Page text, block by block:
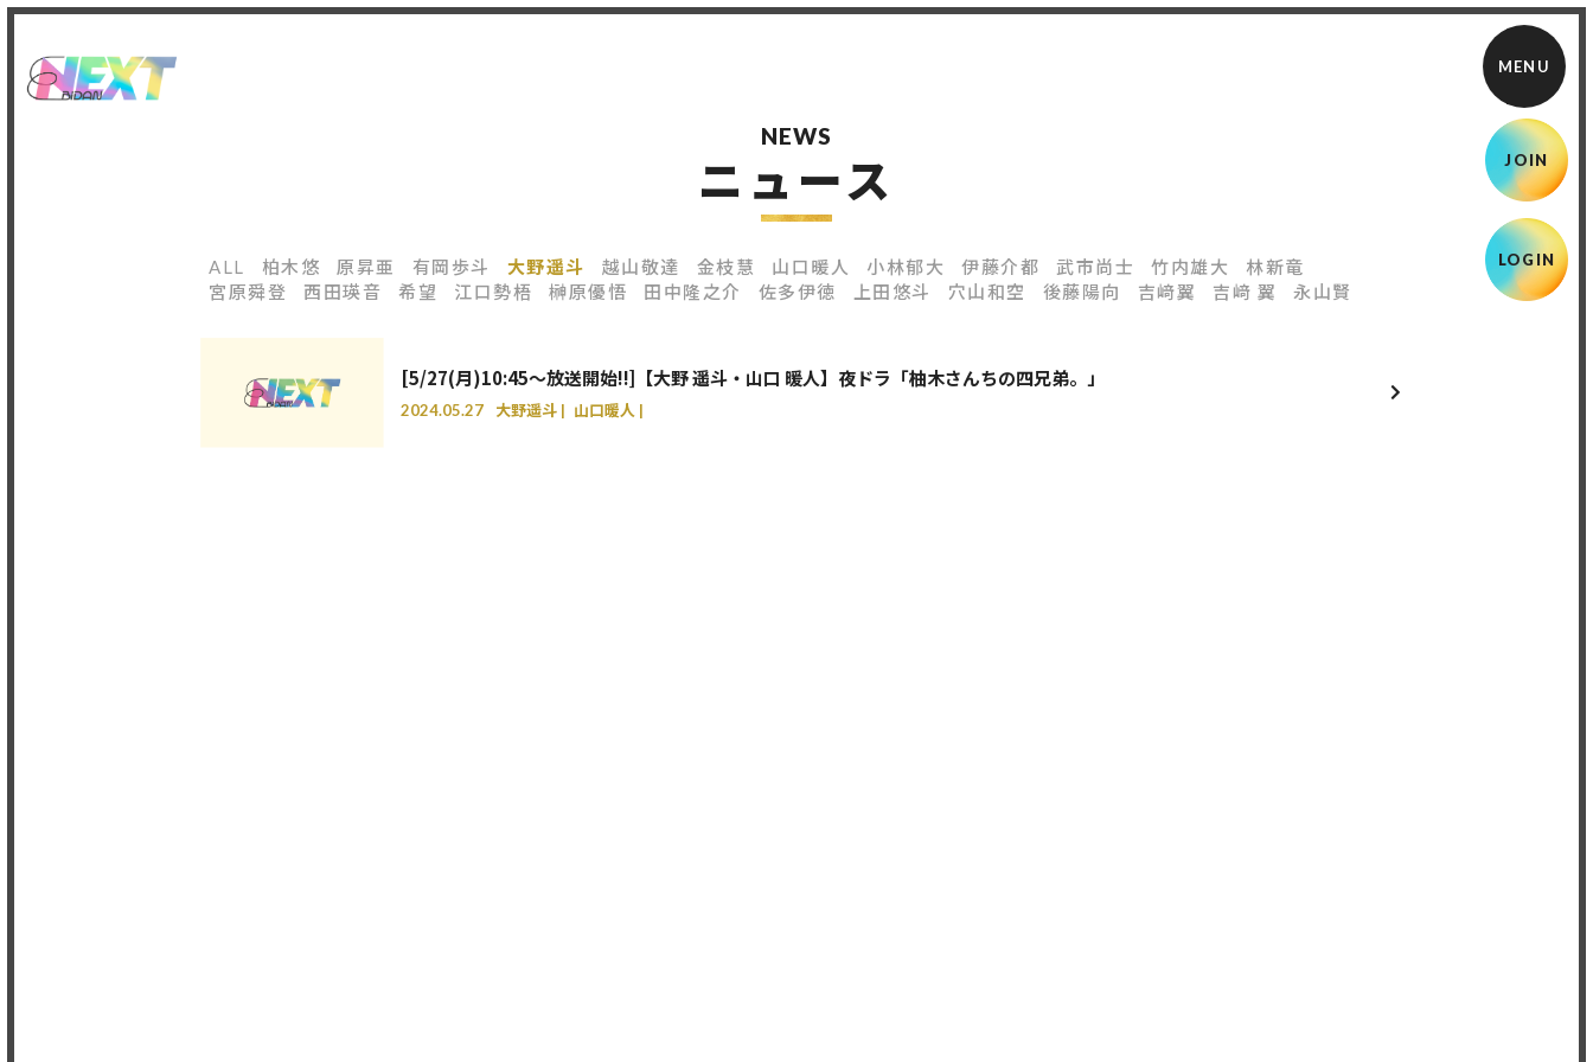
JOIN
LOGIN
NEWS
ニュース
ALL 柏木悠 原昇亜 有岡歩斗 大野遥斗 越山敬達 金枝慧 山口暖人 小林郁大 伊藤介都 武市尚士 竹内雄大
林新竜
宮原舜登
西田瑛音 希望 江口勢梧 榊原優悟 田中隆之介 佐多伊徳 上田悠斗 穴山和空 後藤陽向 吉﨑翼 吉﨑 翼 永山賢
[5/27(月)10:45〜放送開始!!]【大野 遥斗・山口 暖人】夜ドラ「柚木さんちの四兄弟。」
2024.05.27 大野遥斗 山口暖人